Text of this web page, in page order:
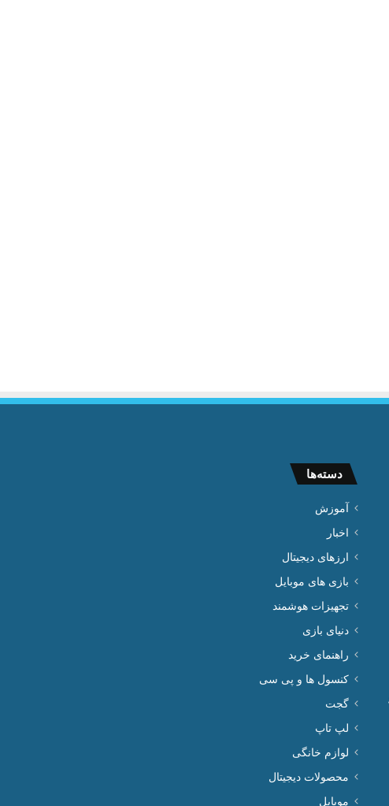
دسته‌ها
آموزش
اخبار
ارزهای دیجیتال
بازی های موبایل
تجهیزات هوشمند
دنیای بازی
راهنمای خرید
کنسول ها و پی سی
گجت
لپ تاپ
لوازم خانگی
محصولات دیجیتال
موبایل